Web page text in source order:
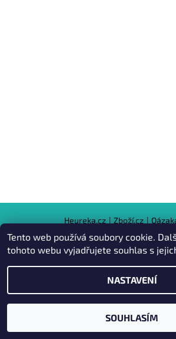
Heureka.cz | Zboží.cz |
2026 © Kabelky pro Vás, všechna
Vytvořil Shoptet
Tento web používá soubory cookie.
tohoto webu vyjadřujete souhlas s
NASTAVENÍ
SOUHLASÍM